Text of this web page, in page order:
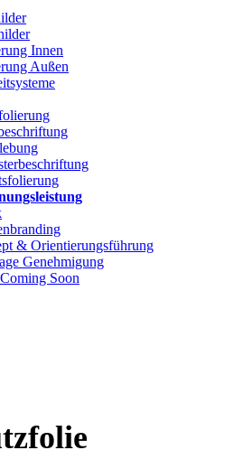
Innen
Außen
& Orientierungsführung
Genehmigung
Coming Soon